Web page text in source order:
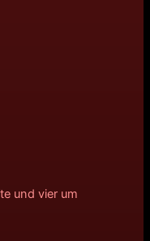
und vier um